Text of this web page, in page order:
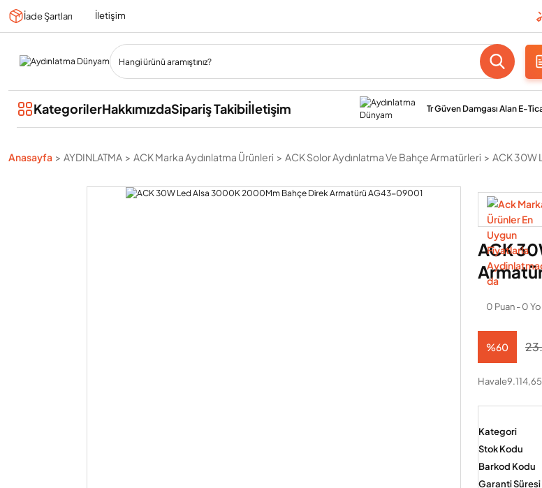
İade Şartları İletişim
KategorilerHakkımızdaSipariş Takibiİletişim Tr Güven Damgası Alan E-
Anasayfa AYDINLATMA ACK Marka Aydınlatma Ürünleri ACK Solor Aydınlatma Ve Bahçe Armatürleri ACK 30W
ACK
0 Puan - 0
%60
Havale
Kategori
Stok Kodu
Barkod Kodu
Garanti Süresi